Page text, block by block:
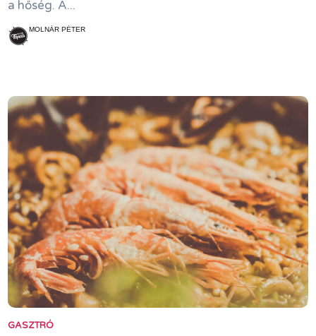
a hőség. A...
MOLNÁR PÉTER
GASZTRÓ